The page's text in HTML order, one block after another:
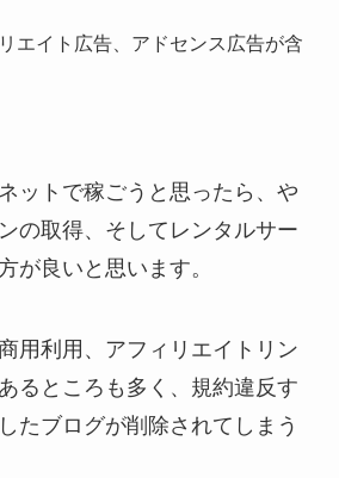
エイト広告、アドセンス広告が含
ットで稼ごうと思ったら、や
の取得、そしてレンタルサー
が良いと思います。
用利用、アフィリエイトリン
るところも多く、規約違反す
たブログが削除されてしまう